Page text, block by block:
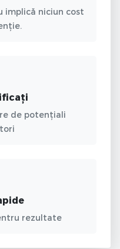
implică niciun cost
de potențiali
rezultate